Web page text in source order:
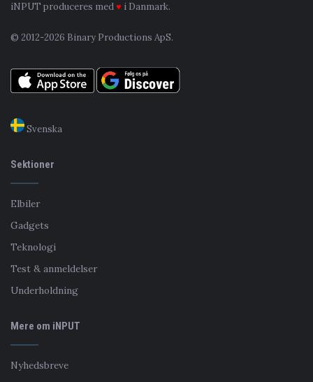
iNPUT produceres med♥ i Danmark.
© 2012-2026 Binary Productions ApS.
Svenska
Sektioner
Elbiler
Gadgets
Teknologi
Test & anmeldelser
Underholdning
Mere om iNPUT
Nyhedsbreve